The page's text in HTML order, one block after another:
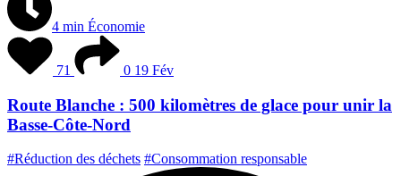
4 min Économie
71 0 19 Fév
Route Blanche : 500 kilomètres de glace pour unir la
Basse-Côte-Nord
#Réduction des déchets #Consommation responsable